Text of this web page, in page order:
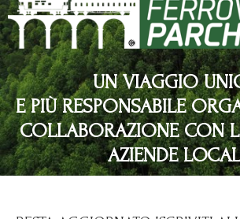
UN VIAGGIO
E PIÙ RESPONSABILE
COLLABORAZIONE CON
AZIENDE